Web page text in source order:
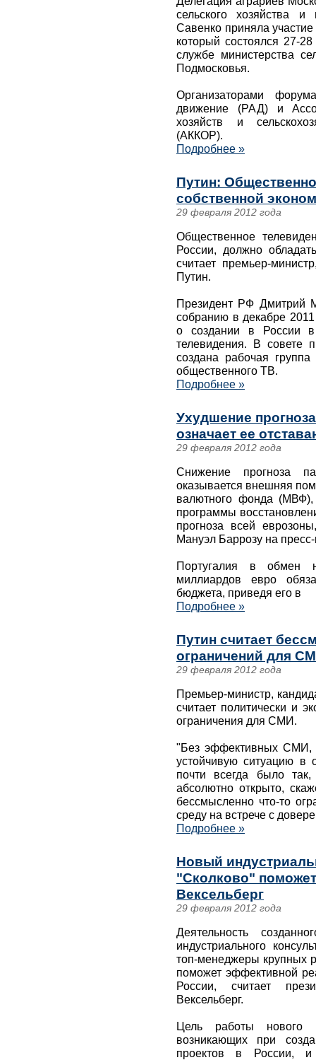
сельского хозяйства и
Савенко приняла
который состоялся 27-
службе министерства
Подмосковья.
Организаторами
движение (РАД) и
хозяйств и
(АККОР).
Подробнее »
Путин:
собственной
29 февраля 2012 года
Общественное
России, должно
считает премьер-
Путин.
Президент РФ Дмитрий
собранию в декабре
о создании в России
телевидения. В совете
создана рабочая
общественного ТВ.
Подробнее »
Ухудшение
означает ее
29 февраля 2012 года
Снижение прогноза
оказывается внешняя
валютного фонда (МВФ),
программы
прогноза всей
Мануэл Баррозу на
Португалия в обмен
миллиардов евро
бюджета, приведя его в
Подробнее »
Путин считает
ограничений для
29 февраля 2012 года
Премьер-министр,
считает политически и
ограничения для СМИ.
"Без эффективных СМИ,
устойчивую ситуацию в
почти всегда было
абсолютно открыто,
бессмысленно что-то
среду на встрече с
Подробнее »
Новый
"Сколково"
Вексельберг
29 февраля 2012 года
Деятельность
индустриального
топ-менеджеры крупных
поможет эффективной
России, считает
Вексельберг.
Цель работы нового
возникающих при
проектов в России,